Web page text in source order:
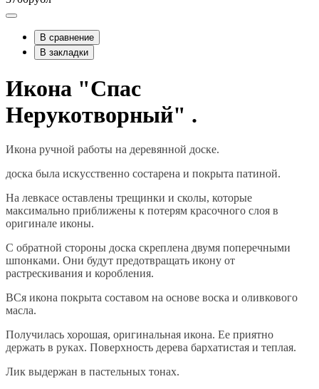
В сравнение
В закладки
Икона "Спас
Нерукотворный" .
Икона ручной работы на деревянной доске.
доска была искусственно состарена и покрыта патиной.
На левкасе оставлены трещинки и сколы, которые
максимально приближены к потерям красочного слоя в
оригинале иконы.
С обратной стороны доска скреплена двумя поперечными
шпонками. Они будут предотвращать икону от
растрескивания и коробления.
ВСя икона покрыта составом на основе воска и оливкового
масла.
Получилась хорошая, оригинальная икона. Ее приятно
держать в руках. Поверхность дерева бархатистая и теплая.
Лик выдержан в пастельных тонах.